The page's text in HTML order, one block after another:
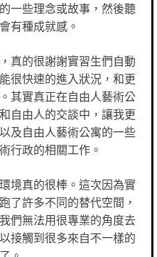
一些理念或故事，然後聽
有種成就感。
真的很謝謝實習生們自動
很快速的進入狀況，和更
其實真正在自由人藝術公
自由人的交談中，讓我更
及自由人藝術公寓的一些
行政的相關工作。
境真的很棒。這次因為實
了許多不同的替代空間，
們無法用很專業的角度去
接觸到很多來自不一樣的